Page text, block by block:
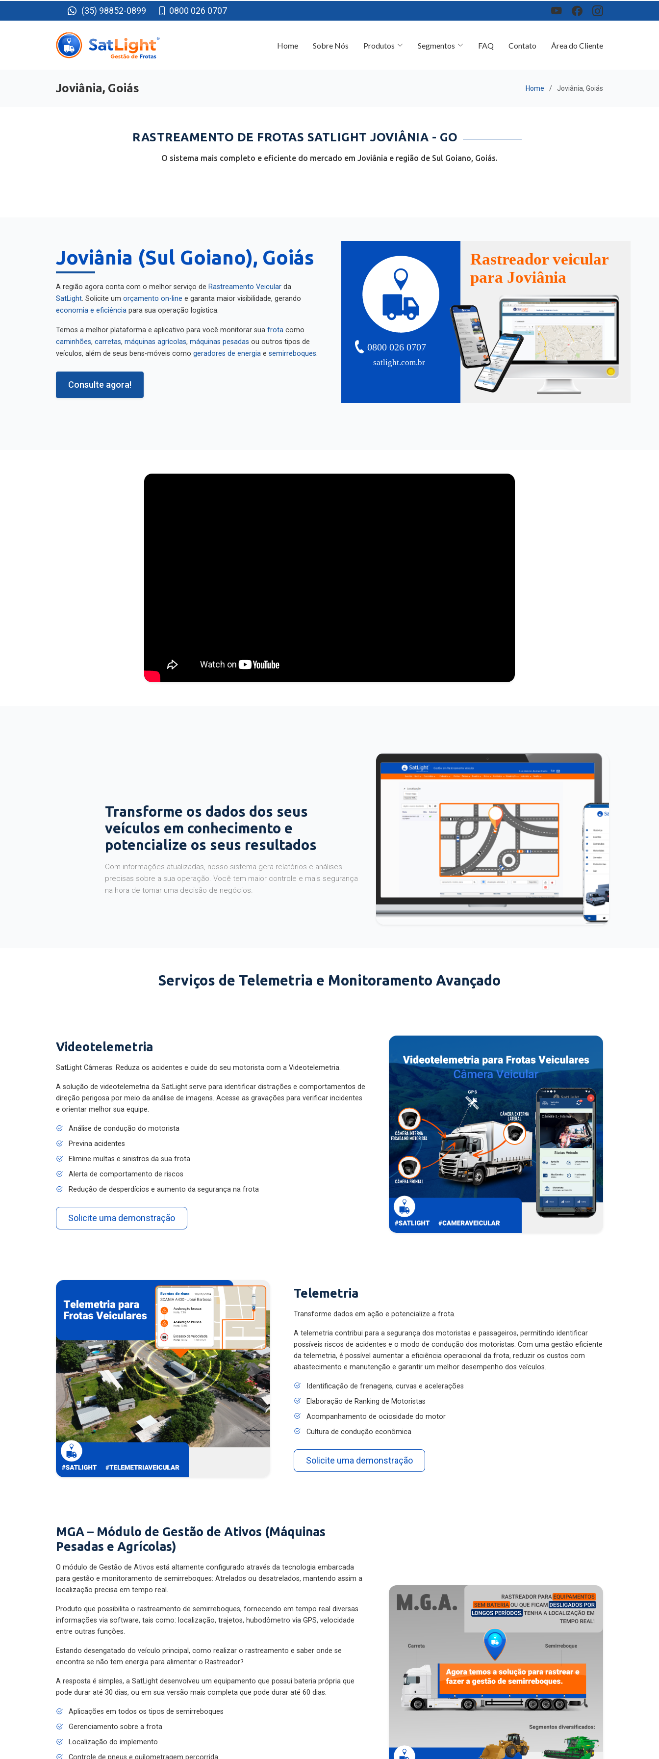
(35) 98852-0899 0800 026 0707
Home Sobre Nós Produtos Segmentos FAQ Contato Área do Cliente
Joviânia, Goiás Home Joviânia, Goiás
RASTREAMENTO DE FROTAS SATLIGHT JOVIÂNIA - GO
O sistema mais completo e eficiente do mercado em Joviânia e região de Sul Goiano, Goiás.
Joviânia (Sul Goiano), Goiás
A região agora conta com o melhor serviço de Rastreamento Veicular da
SatLight . Solicite um orçamento on-line e garanta maior visibilidade, gerando
economia e eficiência para sua operação logística.
Temos a melhor plataforma e aplicativo para você monitorar sua frota como
caminhões carretas máquinas agrícolas máquinas pesadas ou outros tipos de
veículos, além de seus bens-móveis como geradores de energia e semirreboques
Consulte agora!
satlight.com.br
0800 026 0707
Rastreador veicular
para Joviânia
Transforme os dados dos seus
veículos em conhecimento e
potencialize os seus resultados
Com informações atualizadas, nosso sistema gera relatórios e análises
precisas sobre a sua operação. Você tem maior controle e mais segurança
na hora de tomar uma decisão de negócios.
Serviços de Telemetria e Monitoramento Avançado
Videotelemetria
SatLight Câmeras: Reduza os acidentes e cuide do seu motorista com a Videotelemetria.
A solução de videotelemetria da SatLight serve para identificar distrações e comportamentos de
direção perigosa por meio da análise de imagens. Acesse as gravações para verificar incidentes
e orientar melhor sua equipe.
Análise de condução do motorista
Previna acidentes
Elimine multas e sinistros da sua frota
Alerta de comportamento de riscos
Redução de desperdícios e aumento da segurança na frota
Solicite uma demonstração
Telemetria
Transforme dados em ação e potencialize a frota.
A telemetria contribui para a segurança dos motoristas e passageiros, permitindo identificar
possíveis riscos de acidentes e o modo de condução dos motoristas. Com uma gestão eficiente
da telemetria, é possível aumentar a eficiência operacional da frota, reduzir os custos com
abastecimento e manutenção e garantir um melhor desempenho dos veículos.
Identificação de frenagens, curvas e acelerações
Elaboração de Ranking de Motoristas
Acompanhamento de ociosidade do motor
Cultura de condução econômica
Solicite uma demonstração
MGA – Módulo de Gestão de Ativos (Máquinas
Pesadas e Agrícolas)
O módulo de Gestão de Ativos está altamente configurado através da tecnologia embarcada
para gestão e monitoramento de semirreboques: Atrelados ou desatrelados, mantendo assim a
localização precisa em tempo real.
Produto que possibilita o rastreamento de semirreboques, fornecendo em tempo real diversas
informações via software, tais como: localização, trajetos, hubodômetro via GPS, velocidade
entre outras funções.
Estando desengatado do veículo principal, como realizar o rastreamento e saber onde se
encontra se não tem energia para alimentar o Rastreador?
A resposta é simples, a SatLight desenvolveu um equipamento que possui bateria própria que
pode durar até 30 dias, ou em sua versão mais completa que pode durar até 60 dias.
Aplicações em todos os tipos de semirreboques
Gerenciamento sobre a frota
Localização do implemento
Controle de pneus e quilometragem percorrida